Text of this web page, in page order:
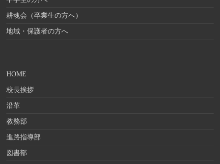
耕魂会（卒業生の方へ）
地域・保護者の方へ
HOME
校長挨拶
沿革
教務部
進路指導部
図書部